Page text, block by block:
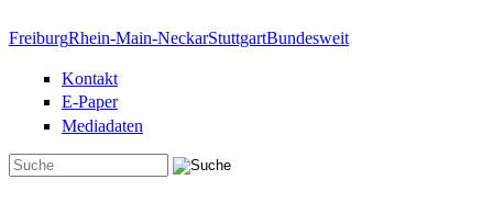
FreiburgRhein-Main-NeckarStuttgartBundesweit
Kontakt
E-Paper
Mediadaten